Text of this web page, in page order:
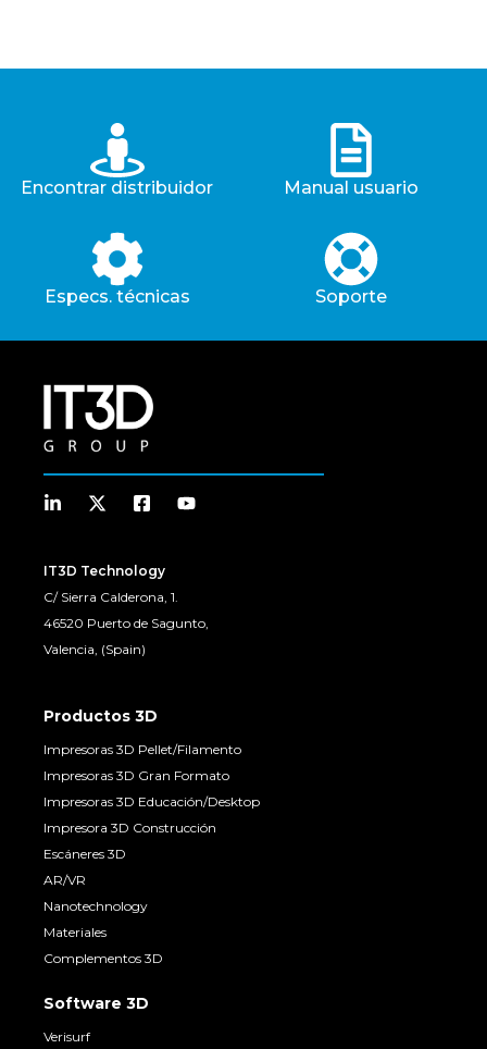
Encontrar distribuidor Manual usuario
Especs. técnicas Soporte
IT3D Technology
C/ Sierra Calderona, 1.
46520 Puerto de Sagunto,
Valencia, (Spain)
Productos 3D
Impresoras 3D Pellet/Filamento
Impresoras 3D Gran Formato
Impresoras 3D Educación/Desktop
Impresora 3D Construcción
Escáneres 3D
AR/VR
Nanotechnology
Materiales
Complementos 3D
Software 3D
Verisurf